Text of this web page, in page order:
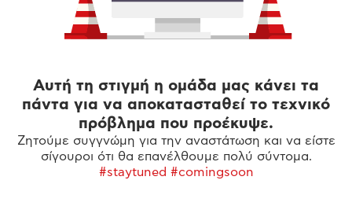
Αυτή τη στιγμή η ομάδα μας κάνει τα
πάντα για να αποκατασταθεί το τεχνικό
πρόβλημα που προέκυψε.
Ζητούμε συγγνώμη για την αναστάτωση και να είστε
σίγουροι ότι θα επανέλθουμε πολύ σύντομα.
#staytuned #comingsoon